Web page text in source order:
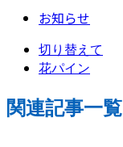
お知らせ
切り替えて
花パイン
関連記事一覧